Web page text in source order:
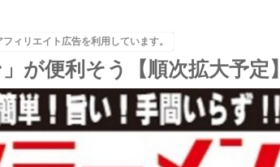
ィリエイト広告を利用しています。
が便利そう【順次拡大予定】